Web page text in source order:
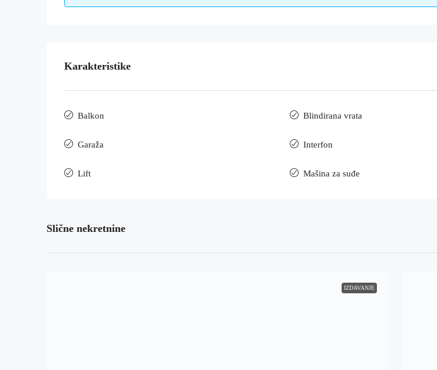
Karakteristike
Balkon Blindirana vrata
Garaža Interfon
Lift Mašina za suđe
Slične nekretnine
IZDAVANJE